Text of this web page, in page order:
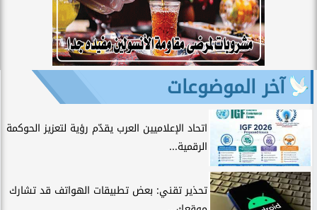
آخر الموضوعات
اتحاد الإعلاميين العرب يقدّم رؤية لتعزيز الحوكمة
الرقمية...
تحذير تقني: بعض تطبيقات الهواتف قد تشارك